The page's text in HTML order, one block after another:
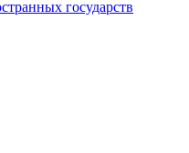
государств